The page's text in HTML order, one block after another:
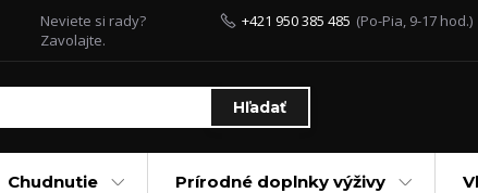
Hľadať
Neviete si rady?
Zavolajte.
+421 950 385 485 (Po-Pia, 9-17 hod.)
Chudnutie Prírodné doplnky výživy